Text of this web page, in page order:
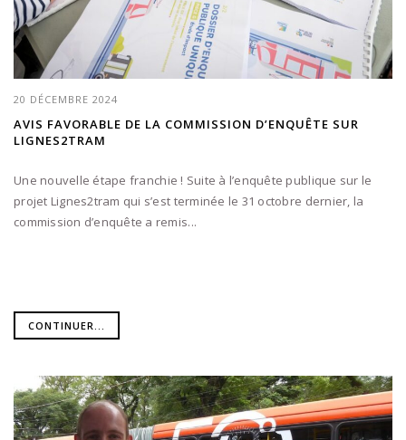
20 DÉCEMBRE 2024
AVIS FAVORABLE DE LA COMMISSION D’ENQUÊTE SUR
LIGNES2TRAM
Une nouvelle étape franchie ! Suite à l’enquête publique sur le
projet Lignes2tram qui s’est terminée le 31 octobre dernier, la
commission d’enquête a remis...
CONTINUER...